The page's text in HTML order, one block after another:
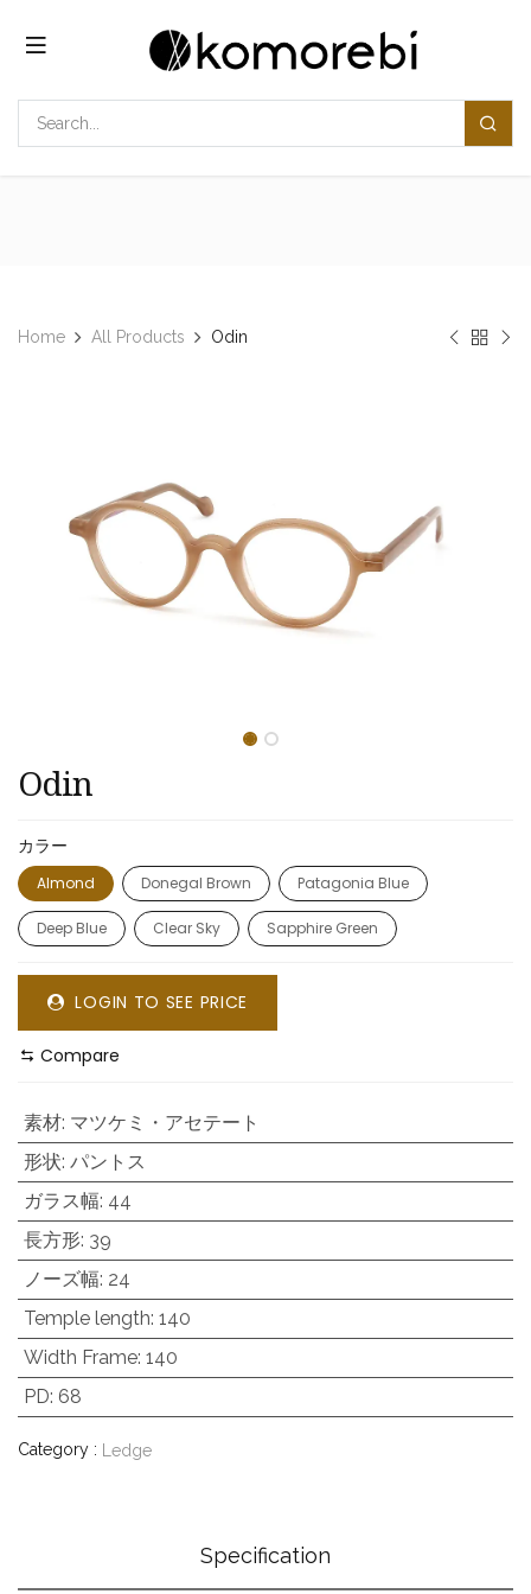
Home All Products Odin
Odin
カラー
Almond Donegal Brown Patagonia Blue
Deep Blue Clear Sky Sapphire Green
LOGIN TO SEE PRICE
Compare
素材: マツケミ・アセテート
形状: パントス
ガラス幅: 44
長方形: 39
ノーズ幅: 24
Temple length: 140
Width Frame: 140
PD: 68
Category : Ledge
Specification